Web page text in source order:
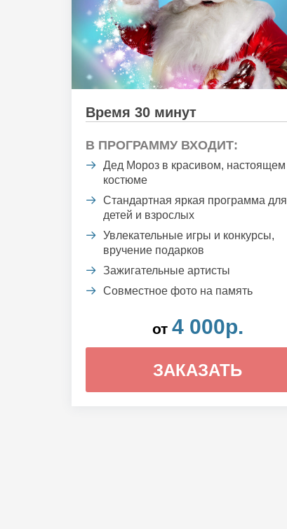
Время 30 минут
В ПРОГРАММУ ВХОДИТ:
Дед Мороз в красивом, настоящем
костюме
Стандартная яркая программа для
детей и взрослых
Увлекательные игры и конкурсы,
вручение подарков
Зажигательные артисты
Совместное фото на память
от 4 000р.
ЗАКАЗАТЬ